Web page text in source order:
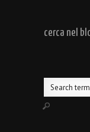
cerca nel